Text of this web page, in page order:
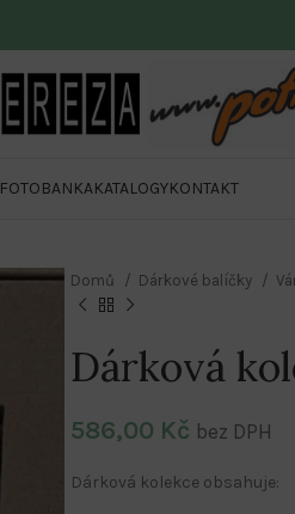
FOTOBANKAKATALOGYKONTAKT
Domů Dárkové balíčky
Dárková
586,00 Kč bez DPH
Dárková kolekce obsahuje: